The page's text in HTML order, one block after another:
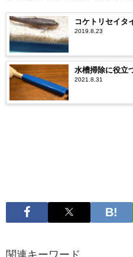
コケトリセイタ
2019.8.23
水槽掃除に役立
2021.8.31
関連キーワード